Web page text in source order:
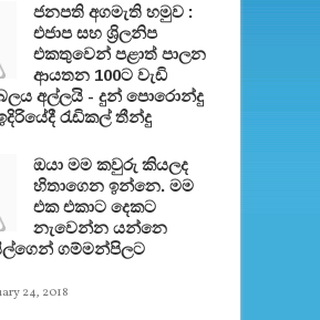
ජනපති අගමැති හමුව :
එජාප සහ ශ්‍රිලනිප
එකතුවෙන් පළාත් පාලන
ආයතන 100ට වැඩි
අල්ලයි - දුන් පොරොන්දු
රැඩිකල් තීන්දු
ඔයා මම කවුරු කියලද
හිතාගෙන ඉන්නෙ. මම
එක එකාට දෙකට
නැවෙන්න යන්නෙ
ගම්මන්පිලට
24, 2018